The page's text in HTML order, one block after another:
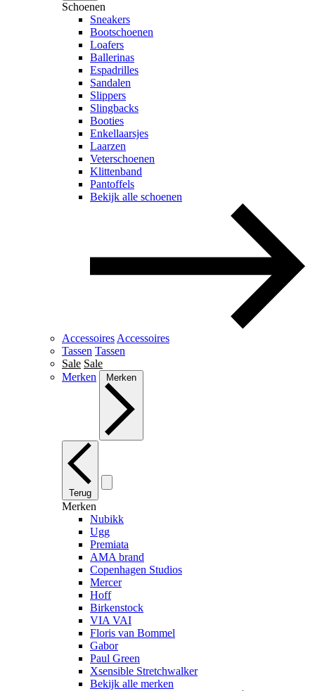
Schoenen
Sneakers
Bootschoenen
Loafers
Ballerinas
Espadrilles
Sandalen
Slippers
Slingbacks
Booties
Enkellaarsjes
Laarzen
Veterschoenen
Klittenband
Pantoffels
Bekijk alle schoenen
Accessoires Accessoires
Tassen Tassen
Sale Sale
Merken
Merken
Terug
Merken
Nubikk
Ugg
Premiata
AMA brand
Copenhagen Studios
Mercer
Hoff
Birkenstock
VIA VAI
Floris van Bommel
Gabor
Paul Green
Xsensible Stretchwalker
Bekijk alle merken